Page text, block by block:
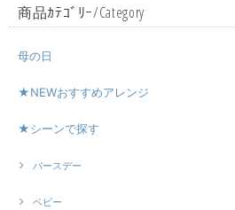
商品ｶﾃｺﾞﾘｰ/Category
母の日
★NEWおすすめアレンジ
★シーンで探す
バースデー
ベビー